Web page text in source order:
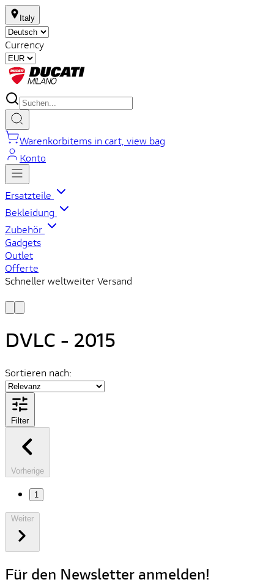
Italy
Currency
Warenkorbitems in cart, view bag
Konto
Ersatzteile
Bekleidung
Zubehör
Gadgets
Outlet
Offerte
Schneller weltweiter Versand
DVLC - 2015
Sortieren nach:
Filter
Vorherige
1
Für den Newsletter anmelden!